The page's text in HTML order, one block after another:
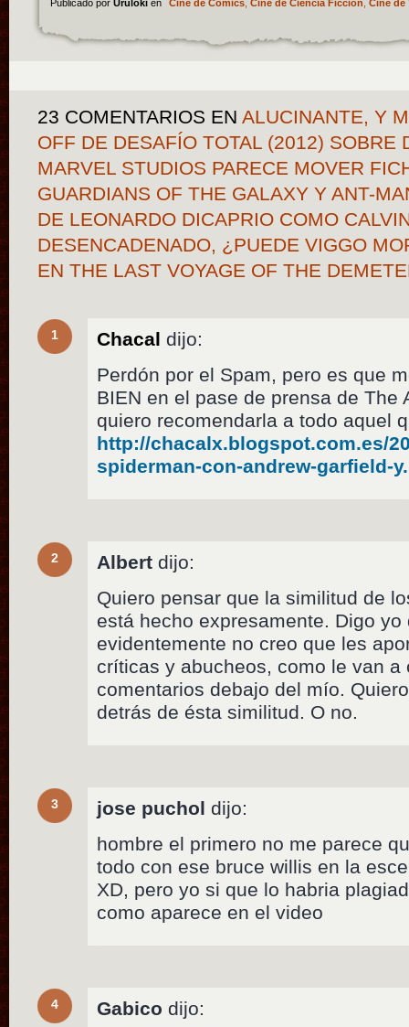
Publicado por Uruloki en Cine de Cómics, Cine de Ciencia Ficción Cine de
23 COMENTARIOS EN ALUCINANTE, Y
OFF DE DESAFÍO TOTAL (2012) SOBRE
MARVEL STUDIOS PARECE MOVER
GUARDIANS OF THE GALAXY Y ANT-
DE LEONARDO DICAPRIO COMO
DESENCADENADO, ¿PUEDE VIGGO
EN THE LAST VOYAGE OF THE
1 Chacal dijo:
Perdón por el Spam, pero es que
BIEN en el pase de prensa de The
quiero recomendarla a todo aquel
http://chacalx.blogspot.com.es/
spiderman-con-andrew-garfield-
2 Albert dijo:
Quiero pensar que la similitud de
está hecho expresamente. Digo
evidentemente no creo que les
críticas y abucheos, como le van
comentarios debajo del mío.
detrás de ésta similitud. O no.
3 jose puchol dijo:
hombre el primero no me parece
todo con ese bruce willis en la
XD, pero yo si que lo habria
como aparece en el video
4 Gabico dijo: